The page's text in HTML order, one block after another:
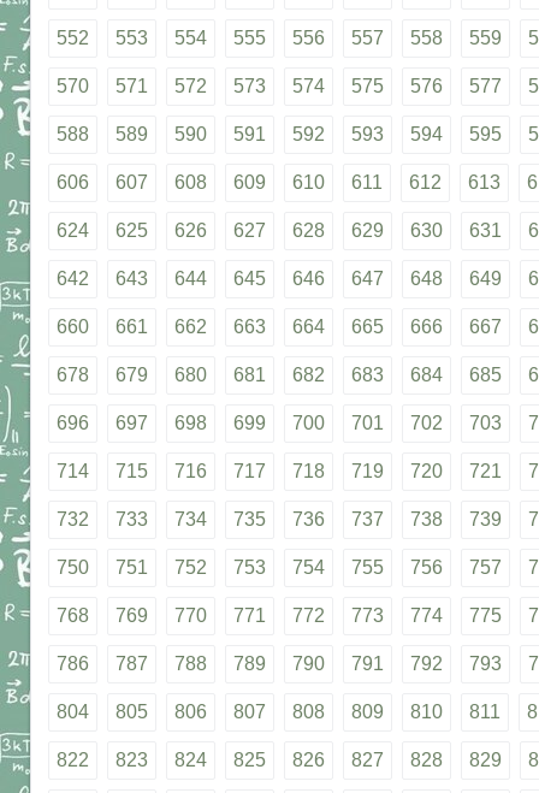
552 553 554 555 556 557 558 559
570 571 572 573 574 575 576 577
588 589 590 591 592 593 594 595
606 607 608 609 610 611 612 613
624 625 626 627 628 629 630 631
642 643 644 645 646 647 648 649
660 661 662 663 664 665 666 667
678 679 680 681 682 683 684 685
696 697 698 699 700 701 702 703
714 715 716 717 718 719 720 721
732 733 734 735 736 737 738 739
750 751 752 753 754 755 756 757
768 769 770 771 772 773 774 775
786 787 788 789 790 791 792 793
804 805 806 807 808 809 810 811
822 823 824 825 826 827 828 829